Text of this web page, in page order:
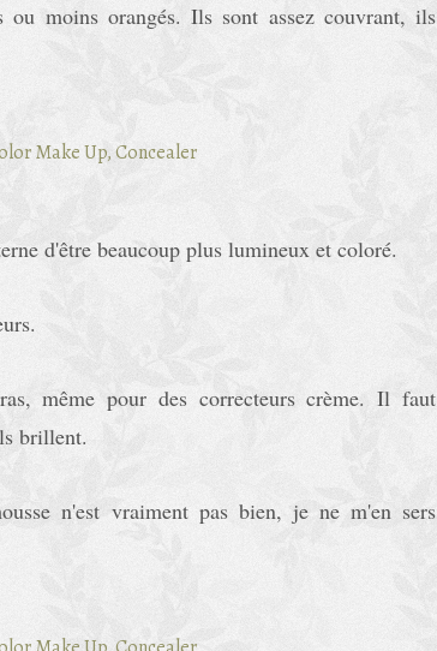
moins orangés. Ils sont assez couvrant, ils
d'être beaucoup plus lumineux et coloré.
même pour des correcteurs crème. Il faut
brillent.
n'est vraiment pas bien, je ne m'en sers